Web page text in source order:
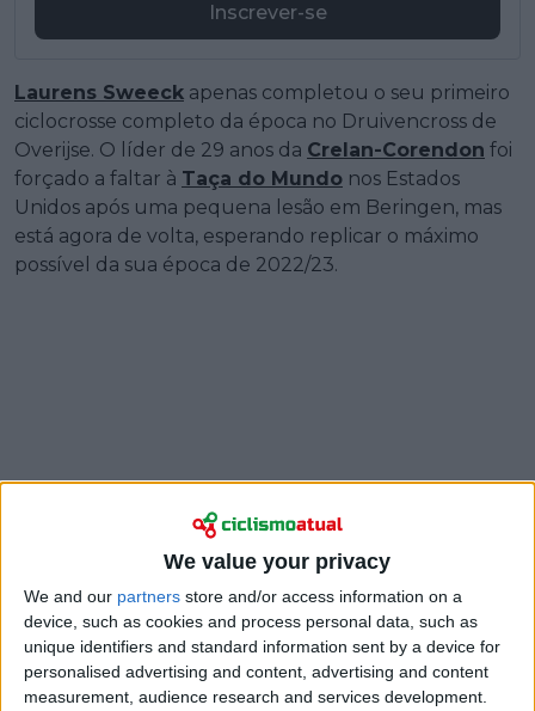
We value your privacy
We and our partners store and/or access information on a
device, such as cookies and process personal data, such as
unique identifiers and standard information sent by a device for
personalised advertising and content, advertising and content
measurement, audience research and services development.
Inscrever-se
Laurens Sweeck apenas completou o seu primeiro
ciclocrosse completo da época no Druivencross de
Overijse. O líder de 29 anos da Crelan-Corendon foi
forçado a faltar à Taça do Mundo nos Estados
Unidos após uma pequena lesão em Beringen, mas
está agora de volta, esperando replicar o máximo
possível da sua época de 2022/23.